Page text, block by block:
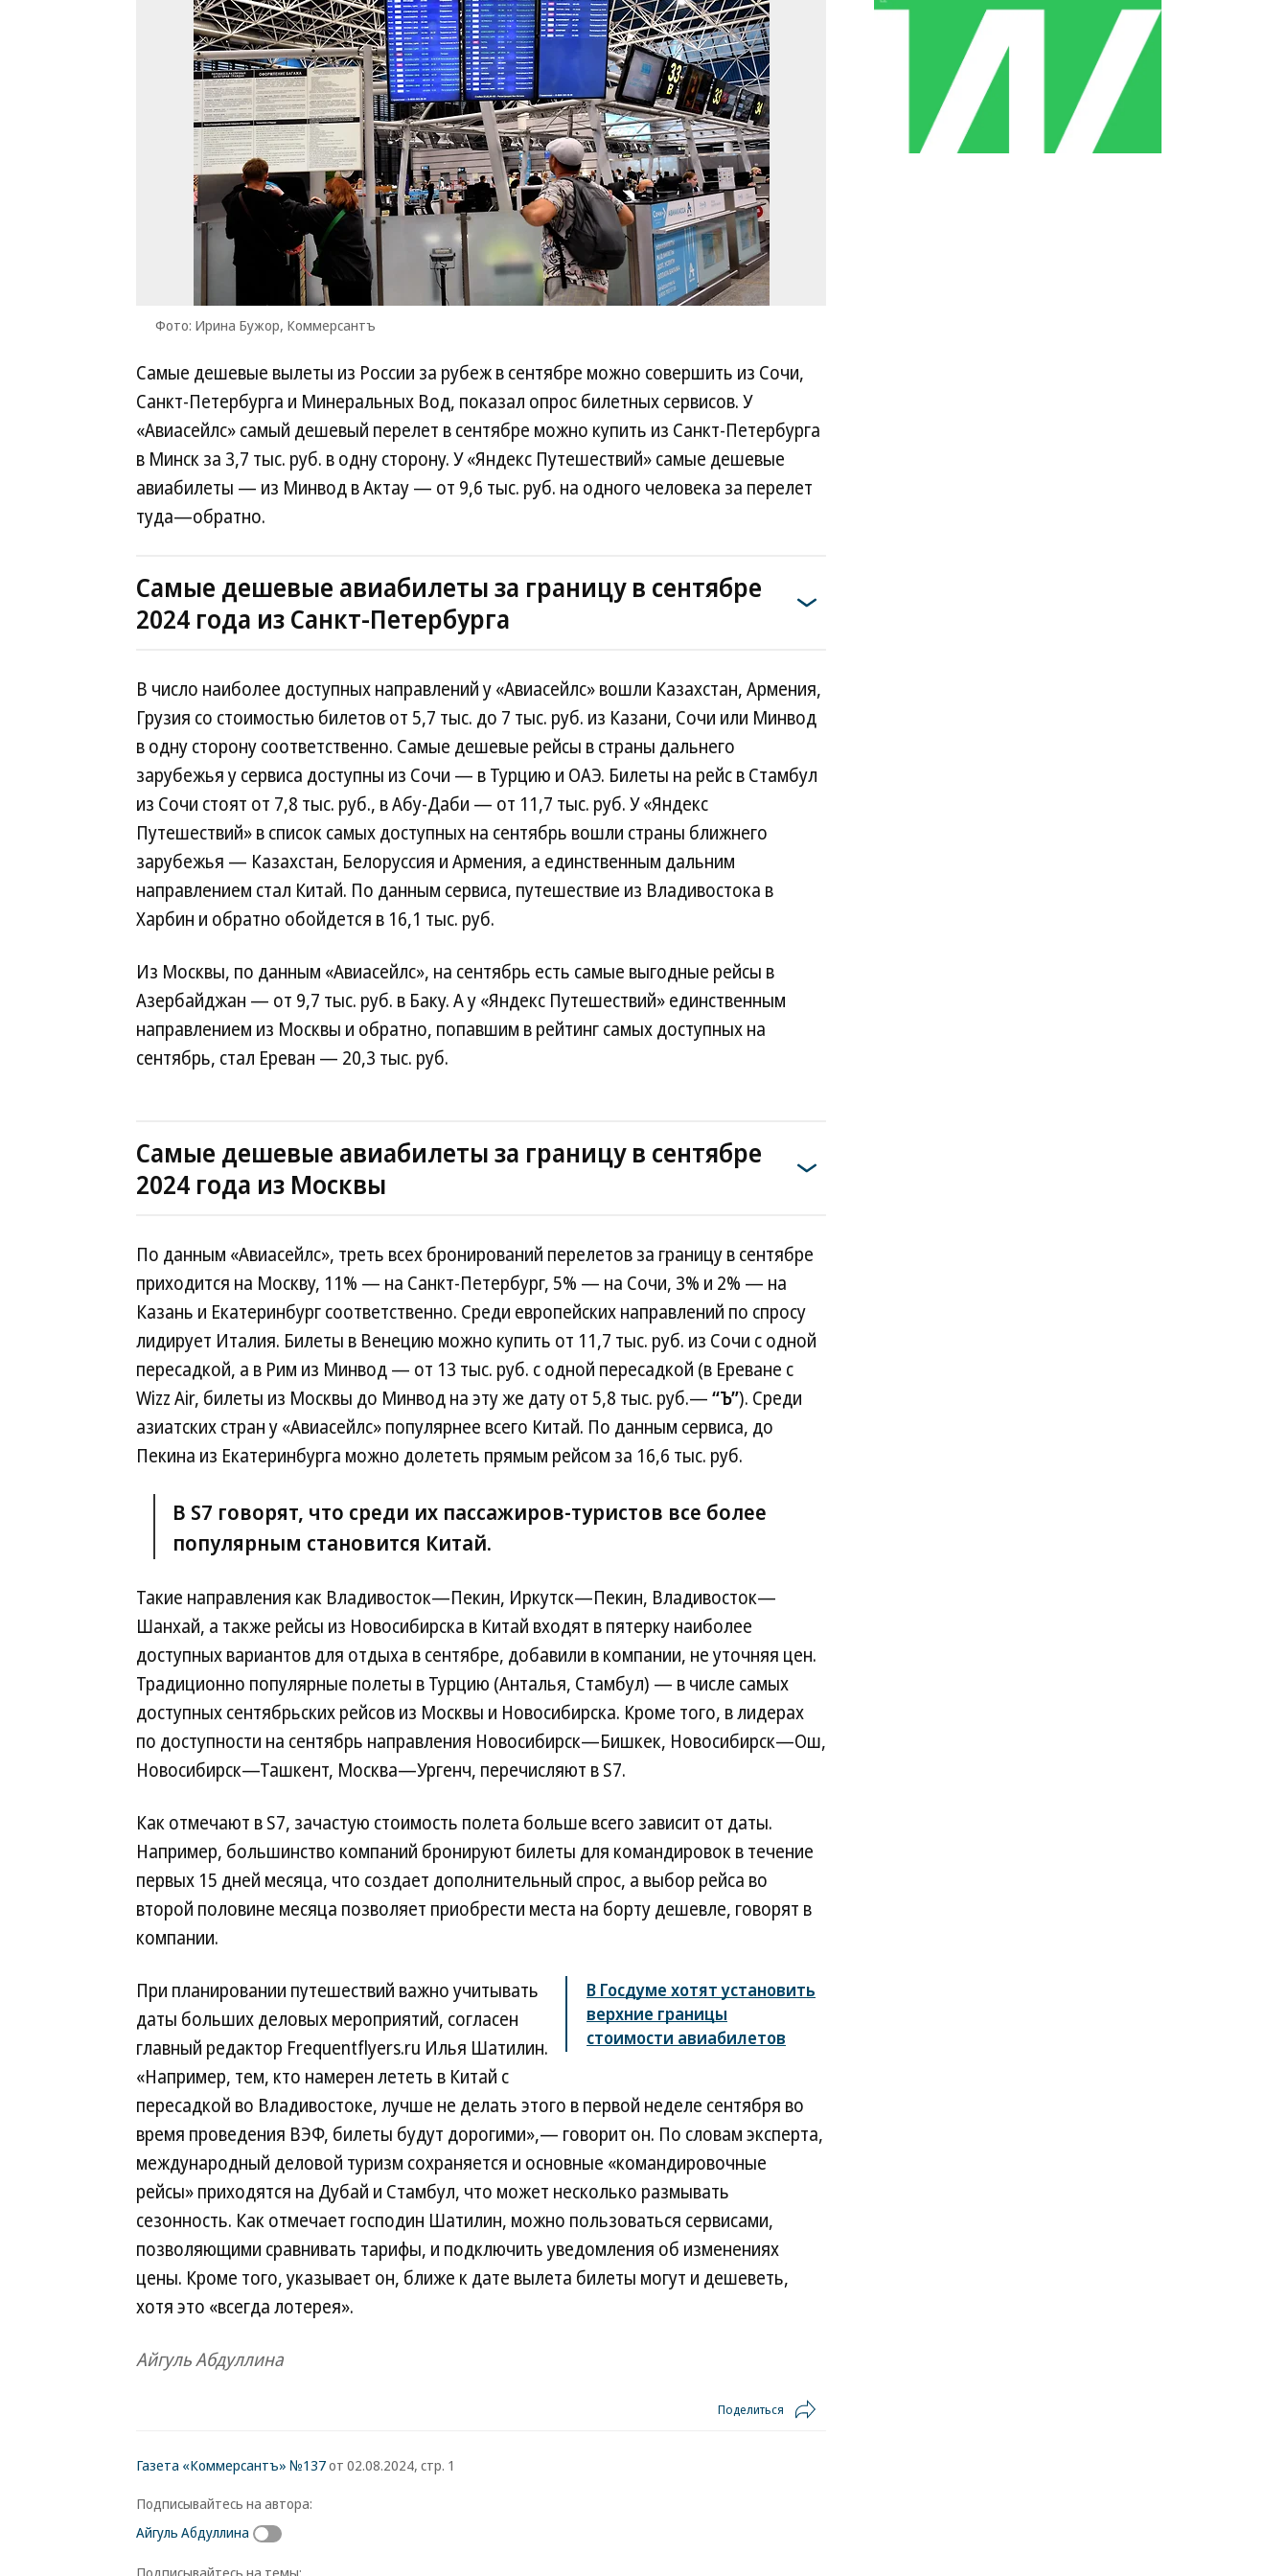
Фото: Ирина Бужор, Коммерсантъ
Ирина
Самые дешевые вылеты из России за рубеж в сентябре можно совершить из Сочи,
Санкт-Петербурга и Минеральных Вод, показал опрос билетных сервисов. У
«Авиасейлс» самый дешевый перелет в сентябре можно купить из Санкт-Петербурга
в Минск за 3,7 тыс. руб. в одну сторону. У «Яндекс Путешествий» самые дешевые
авиабилеты — из Минвод в Актау — от 9,6 тыс. руб. на одного человека за перелет
туда—обратно.
Самые дешевые авиабилеты за границу в сентябре
2024 года из Санкт-Петербурга
В число наиболее доступных направлений у «Авиасейлс» вошли Казахстан, Армения,
Грузия со стоимостью билетов от 5,7 тыс. до 7 тыс. руб. из Казани, Сочи или Минвод
в одну сторону соответственно. Самые дешевые рейсы в страны дальнего
зарубежья у сервиса доступны из Сочи — в Турцию и ОАЭ. Билеты на рейс в Стамбул
из Сочи стоят от 7,8 тыс. руб., в Абу-Даби — от 11,7 тыс. руб. У «Яндекс
Путешествий» в список самых доступных на сентябрь вошли страны ближнего
зарубежья — Казахстан, Белоруссия и Армения, а единственным дальним
направлением стал Китай. По данным сервиса, путешествие из Владивостока в
Харбин и обратно обойдется в 16,1 тыс. руб.
Из Москвы, по данным «Авиасейлс», на сентябрь есть самые выгодные рейсы в
Азербайджан — от 9,7 тыс. руб. в Баку. А у «Яндекс Путешествий» единственным
направлением из Москвы и обратно, попавшим в рейтинг самых доступных на
сентябрь, стал Ереван — 20,3 тыс. руб.
Самые дешевые авиабилеты за границу в сентябре
2024 года из Москвы
По данным «Авиасейлс», треть всех бронирований перелетов за границу в сентябре
приходится на Москву, 11% — на Санкт-Петербург, 5% — на Сочи, 3% и 2% — на
Казань и Екатеринбург соответственно. Среди европейских направлений по спросу
лидирует Италия. Билеты в Венецию можно купить от 11,7 тыс. руб. из Сочи с одной
пересадкой, а в Рим из Минвод — от 13 тыс. руб. с одной пересадкой (в Ереване с
Wizz Air, билеты из Москвы до Минвод на эту же дату от 5,8 тыс. руб.—“Ъ”). Среди
азиатских стран у «Авиасейлс» популярнее всего Китай. По данным сервиса, до
Пекина из Екатеринбурга можно долететь прямым рейсом за 16,6 тыс. руб.
В S7 говорят, что среди их пассажиров-туристов все более
популярным становится Китай.
Такие направления как Владивосток—Пекин, Иркутск—Пекин, Владивосток—
Шанхай, а также рейсы из Новосибирска в Китай входят в пятерку наиболее
доступных вариантов для отдыха в сентябре, добавили в компании, не уточняя цен.
Традиционно популярные полеты в Турцию (Анталья, Стамбул) — в числе самых
доступных сентябрьских рейсов из Москвы и Новосибирска. Кроме того, в лидерах
по доступности на сентябрь направления Новосибирск—Бишкек, Новосибирск—Ош,
Новосибирск—Ташкент, Москва—Ургенч, перечисляют в S7.
Как отмечают в S7, зачастую стоимость полета больше всего зависит от даты.
Например, большинство компаний бронируют билеты для командировок в течение
первых 15 дней месяца, что создает дополнительный спрос, а выбор рейса во
второй половине месяца позволяет приобрести места на борту дешевле, говорят в
компании.
В Госдуме хотят установить
верхние границы
стоимости авиабилетов
При планировании путешествий важно учитывать
даты больших деловых мероприятий, согласен
главный редактор Frequentflyers.ru Илья Шатилин.
«Например, тем, кто намерен лететь в Китай с
пересадкой во Владивостоке, лучше не делать этого в первой неделе сентября во
время проведения ВЭФ, билеты будут дорогими»,— говорит он. По словам эксперта,
международный деловой туризм сохраняется и основные «командировочные
рейсы» приходятся на Дубай и Стамбул, что может несколько размывать
сезонность. Как отмечает господин Шатилин, можно пользоваться сервисами,
позволяющими сравнивать тарифы, и подключить уведомления об изменениях
цены. Кроме того, указывает он, ближе к дате вылета билеты могут и дешеветь,
хотя это «всегда лотерея».
Айгуль Абдуллина
Поделиться
Газета «Коммерсантъ» №137от 02.08.2024, стр. 1
Подписывайтесь на автора:
Айгуль Абдуллина
Подписывайтесь на темы: